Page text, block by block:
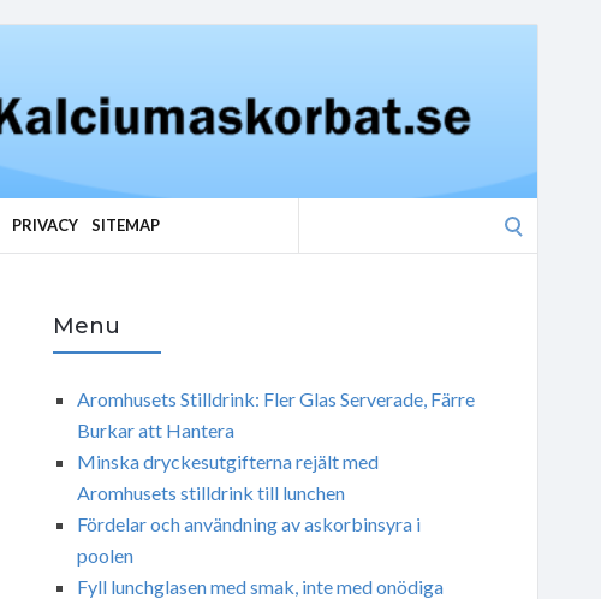
PRIVACY SITEMAP
Menu
Aromhusets Stilldrink: Fler Glas Serverade, Färre
Burkar att Hantera
Minska dryckesutgifterna rejält med
Aromhusets stilldrink till lunchen
Fördelar och användning av askorbinsyra i
poolen
Fyll lunchglasen med smak, inte med onödiga